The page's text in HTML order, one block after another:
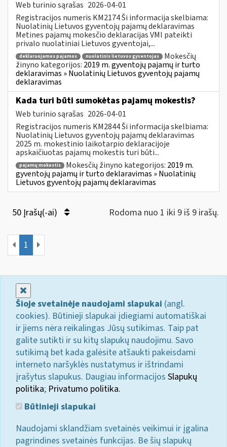
Web turinio sąrašas 2026-04-01
Registracijos numeris KM2174 Ši informacija skelbiama:
Nuolatinių Lietuvos gyventojų pajamų deklaravimas
Metines pajamų mokesčio deklaracijas VMI pateikti
privalo nuolatiniai Lietuvos gyventojai,...
deklaruojamos pajamos nuolatinis lietuvos gyventojas
Mokesčių
žinyno kategorijos: 2019 m. gyventojų pajamų ir turto
deklaravimas » Nuolatinių Lietuvos gyventojų pajamų
deklaravimas
Kada turi būti sumokėtas pajamų mokestis?
Web turinio sąrašas 2026-04-01
Registracijos numeris KM2844 Ši informacija skelbiama:
Nuolatinių Lietuvos gyventojų pajamų deklaravimas
2025 m. mokestinio laikotarpio deklaracijoje
apskaičiuotas pajamų mokestis turi būti...
pajamų mokestis Mokesčių žinyno kategorijos: 2019 m.
gyventojų pajamų ir turto deklaravimas » Nuolatinių
Lietuvos gyventojų pajamų deklaravimas
50 Įrašų(-ai) Rodoma nuo 1 iki 9 iš 9 irašų.
1
Šioje svetainėje naudojami slapukai (angl.
cookies). Būtinieji slapukai įdiegiami automatiškai
ir jiems nėra reikalingas Jūsų sutikimas. Taip pat
galite sutikti ir su kitų slapukų naudojimu. Savo
sutikimą bet kada galėsite atšaukti pakeisdami
interneto naršyklės nustatymus ir ištrindami
įrašytus slapukus. Daugiau informacijos Slapukų
politika; Privatumo politika.
Būtinieji slapukai
Naudojami sklandžiam svetainės veikimui ir įgalina
pagrindines svetainės funkcijas. Be šių slapukų